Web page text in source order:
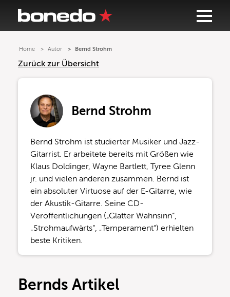
Home Autor Bernd Strohm
Zurück zur Übersicht
Bernd Strohm
Bernd Strohm ist studierter Musiker und Jazz-
Gitarrist. Er arbeitete bereits mit Größen wie
Klaus Doldinger, Wayne Bartlett, Tyree Glenn
jr. und vielen anderen zusammen. Bernd ist
ein absoluter Virtuose auf der E-Gitarre, wie
der Akustik-Gitarre. Seine CD-
Veröffentlichungen („Glatter Wahnsinn“,
„Strohmaufwärts“, „Temperament“) erhielten
beste Kritiken.
Bernds Artikel